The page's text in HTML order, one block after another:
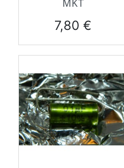
MKT
Prix
7,80 €